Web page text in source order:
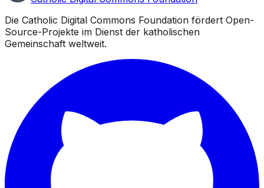
Die Catholic Digital Commons Foundation fördert Open-
Source-Projekte im Dienst der katholischen
Gemeinschaft weltweit.